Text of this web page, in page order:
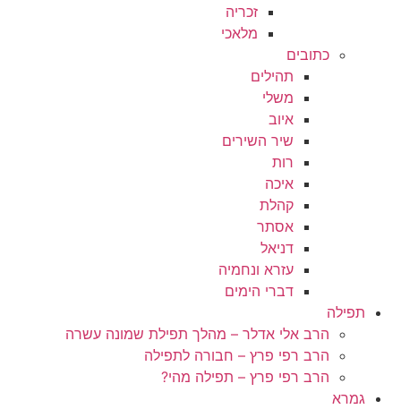
זכריה
מלאכי
כתובים
תהילים
משלי
איוב
שיר השירים
רות
איכה
קהלת
אסתר
דניאל
עזרא ונחמיה
דברי הימים
תפילה
הרב אלי אדלר – מהלך תפילת שמונה עשרה
הרב רפי פרץ – חבורה לתפילה
הרב רפי פרץ – תפילה מהי?
גמרא